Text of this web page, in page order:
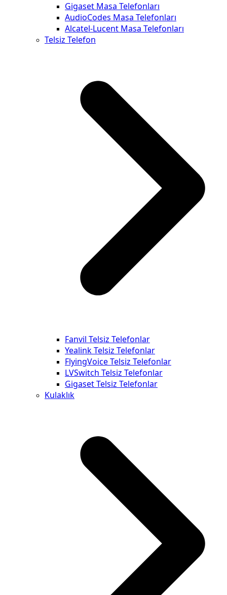
Gigaset Masa Telefonları
AudioCodes Masa Telefonları
Alcatel-Lucent Masa Telefonları
Telsiz Telefon
Fanvil Telsiz Telefonlar
Yealink Telsiz Telefonlar
FlyingVoice Telsiz Telefonlar
LVSwitch Telsiz Telefonlar
Gigaset Telsiz Telefonlar
Kulaklık